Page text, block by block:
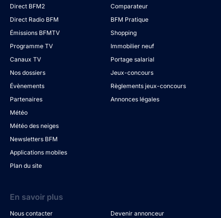
Direct BFM2
Direct Radio BFM
Émissions BFMTV
Programme TV
Canaux TV
Nos dossiers
Évènements
Partenaires
Météo
Météo des neiges
Newsletters BFM
Applications mobiles
Plan du site
Comparateur
BFM Pratique
Shopping
Immobilier neuf
Portage salarial
Jeux-concours
Règlements jeux-concours
Annonces légales
En savoir plus
Nous contacter
Devenir annonceur